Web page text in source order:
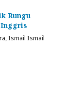
Rungu
Inggris
Ismail Ismail